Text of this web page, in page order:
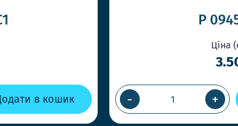
в кошик
P
Ціна
- +